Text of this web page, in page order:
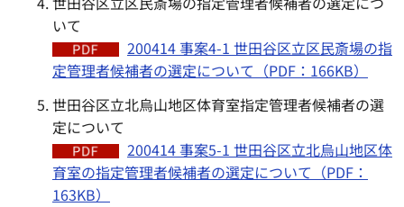
いて
200414 事案4-1 世田谷区立区民斎場の指
定管理者候補者の選定について（PDF：166KB）
世田谷区立北烏山地区体育室指定管理者候補者の選
定について
200414 事案5-1 世田谷区立北烏山地区体
育室の指定管理者候補者の選定について（PDF：
163KB）